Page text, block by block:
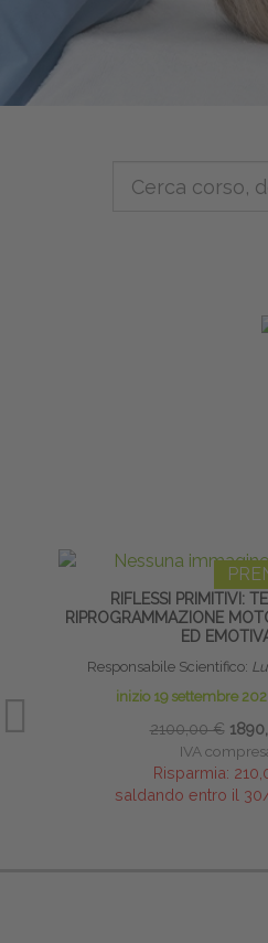
RIFLESSI PRIMITIVI:
RIPROGRAMMAZIONE
ED
Responsabile Scientifico:
inizio 19 settembre
2100,00 €
IVA
Risparmia:
saldando entro il